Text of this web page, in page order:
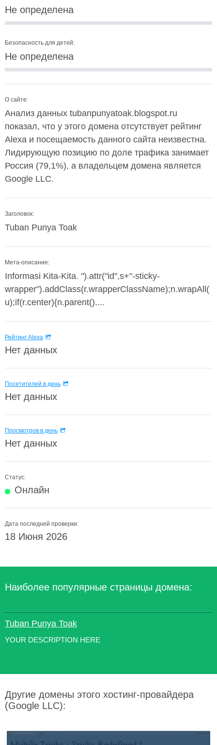
Не определена
Безопасность для детей:
Не определена
О сайте:
Анализ данных tubanpunyatoak.blogspot.ru
показал, что у этого домена отсутствует рейтинг
Alexa и посещаемость данного сайта неизвестна.
Лидирующую позицию по доле трафика занимает
Россия (79,1%), а владельцем домена является
Google LLC.
Заголовок:
Tuban Punya Toak
Мета-описание:
Informasi Kita-Kita. ").attr("id",s+"-sticky-
wrapper").addClass(r.wrapperClassName);n.wrapAll(
u);if(r.center){n.parent()....
Рейтинг Alexa
Нет данных
Посетителей в день
Нет данных
Просмотров в день
Нет данных
Статус:
Онлайн
Дата последней проверки:
18 Июня 2026
Наиболее популярные страницы домена:
Tuban Punya Toak
YOUR DESCRIPTION HERE
Другие домены этого хостинг-провайдера
(Google LLC):